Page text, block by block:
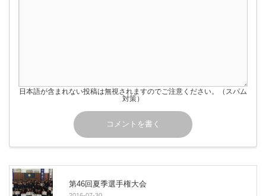
日本語が含まれない投稿は無視されますのでご注意ください。（スパム
対策）
第46回夏季選手権大会